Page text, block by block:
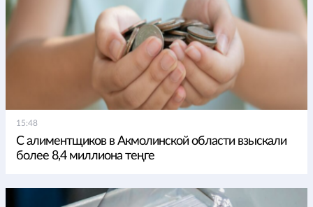
15:48
С алиментщиков в Акмолинской области взыскали
более 8,4 миллиона теңге